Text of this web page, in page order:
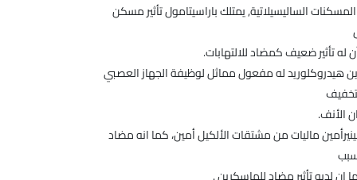
الساليسيلاتية, يمتلك باراسيتامول تأثير مسكن
له تأثير ضعيف كمضاد للالتهابات.
هيدروكلوريد له مفعول مماثل لوظيفة الجهاز العصبي
الأنف.
ماليات من مشتقات الألكيل أمين، كما انه مضاد